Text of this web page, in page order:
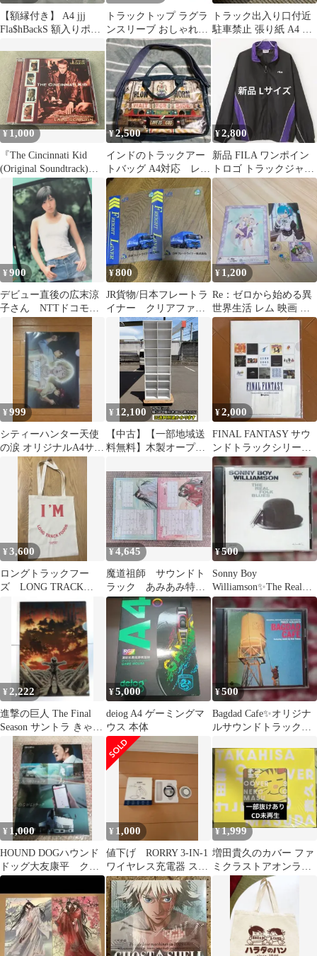
【額縁付き】 A4 jjj
Fla$hBackS 額入りポス
トラックトップ ラグラ
ンスリーブ おしゃれジ
ャージジャケット 大き
いサイズXXL
トラック出入り口付近
駐車禁止 張り紙 A4 ラ
ミネート加工済 6枚
¥1,000
『The Cincinnati Kid
(Original Soundtrack)』
ラロ・シフリン ALEPH
REDORDS 025 映画音
楽 サウンドトラック 洋
¥2,500
インドのトラックアー
トバッグ A4対応 レア
物
¥2,800
新品 FILA ワンポイン
トロゴ トラックジャケ
ット ブラック
¥900
デビュー直後の広末涼
子さん NTTドコモ
マウスパッド
¥800
JR貨物/日本フレートラ
イナー クリアファイ
ル2枚
¥ 1,200
Re：ゼロから始める異
世界生活 レム 映画 ク
リアファイル 予約 特典
¥999
シティーハンター天使
の涙 オリジナルA4サイ
ズクリアファイル
¥ 12,100
【中古】【一部地域送
料無料】木製オープン
木製棚 本棚 F-HA-
329-0717A
¥2,000
FINAL FANTASY サウ
ンドトラックシリーズ
クリアファイル 非売
品
¥3,600
ロングトラックフー
ズ LONG TRACK
FOODS ノベルティ ト
ートバッグ
¥4,645
魔道祖師 サウンドト
ラック あみあみ特
典 婚姻届風A4ポスタ
¥500
Sonny Boy
Williamson✨The Real
Folk Blues
¥ 2,222
進撃の巨人 The Final
Season サントラ きゃに
め 購入特典
¥5,000
deiog A4 ゲーミングマ
ウス 本体
¥500
Bagdad Cafe✨オリジナ
ルサウンドトラック✨
¥ 1,000
HOUND DOGハウンド
ドッグ大友康平 クリ
アファイル新品
¥ 1,000
値下げ RORRY 3-IN-1
ワイヤレス充電器 スマ
ホリング
¥1,999
増田貴久のカバー ファ
ミクラストアオンライ
ン限定版